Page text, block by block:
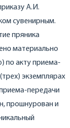
А.И.
сувенирным.
пряника
материально
по акту приема-
экземплярах
передачи
прошнурован и